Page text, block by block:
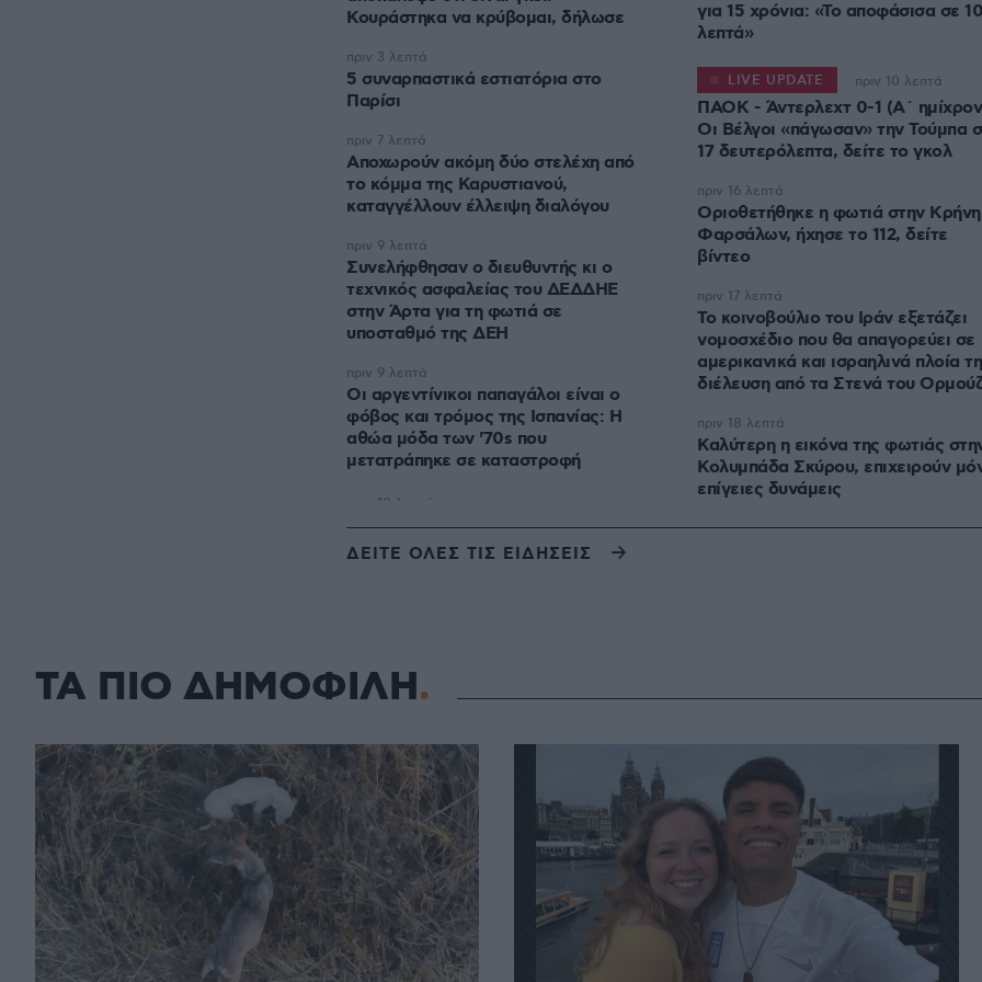
Κουράστηκα να κρύβομαι, δήλωσε
5 συναρπαστικά εστιατόρια στο
Παρίσι
πριν 3 λεπτά
Αποχωρούν ακόμη δύο στελέχη από
το κόμμα της Καρυστιανού,
καταγγέλλουν έλλειψη διαλόγου
πριν 7 λεπτά
Συνελήφθησαν ο διευθυντής κι ο
τεχνικός ασφαλείας του ΔΕΔΔΗΕ
στην Άρτα για τη φωτιά σε
υποσταθμό της ΔΕΗ
πριν 9 λεπτά
Οι αργεντίνικοι παπαγάλοι είναι ο
φόβος και τρόμος της Ισπανίας: Η
αθώα μόδα των '70s που
μετατράπηκε σε καταστροφή
πριν 9 λεπτά
για 15 χρόνια: «Το αποφάσισα σε 10
λεπτά»
ΠΑΟΚ - Άντερλεχτ 0-1 (Α΄
Οι Βέλγοι «πάγωσαν» την Τούμπα
17 δευτερόλεπτα, δείτε το γκολ
LIVE UPDATE πριν 10 λεπτά
Οριοθετήθηκε η φωτιά στην Κρήνη
Φαρσάλων, ήχησε το 112, δείτε
βίντεο
πριν 16 λεπτά
Το κοινοβούλιο του Ιράν εξετάζει
νομοσχέδιο που θα απαγορεύει σε
αμερικανικά και ισραηλινά πλοία τη
διέλευση από τα Στενά του Ορμούζ
πριν 17 λεπτά
Καλύτερη η εικόνα της φωτιάς
Κολυμπάδα Σκύρου, επιχειρούν
επίγειες δυνάμεις
πριν 18 λεπτά
ΔΕΙΤΕ ΟΛΕΣ ΤΙΣ ΕΙΔΗΣΕΙΣ
ΤΑ ΠΙΟ ΔΗΜΟΦΙΛΗ